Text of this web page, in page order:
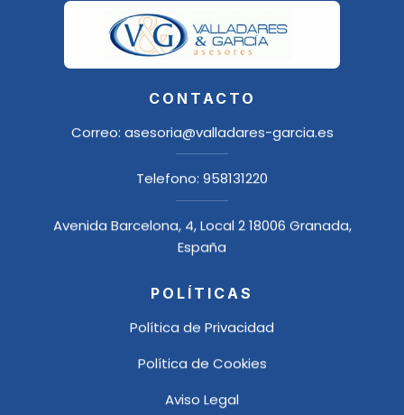
CONTACTO
Correo: asesoria@valladares-garcia.es
Telefono: 958131220
Avenida Barcelona, 4, Local 2 18006 Granada,
España
POLÍTICAS
Política de Privacidad
Política de Cookies
Aviso Legal